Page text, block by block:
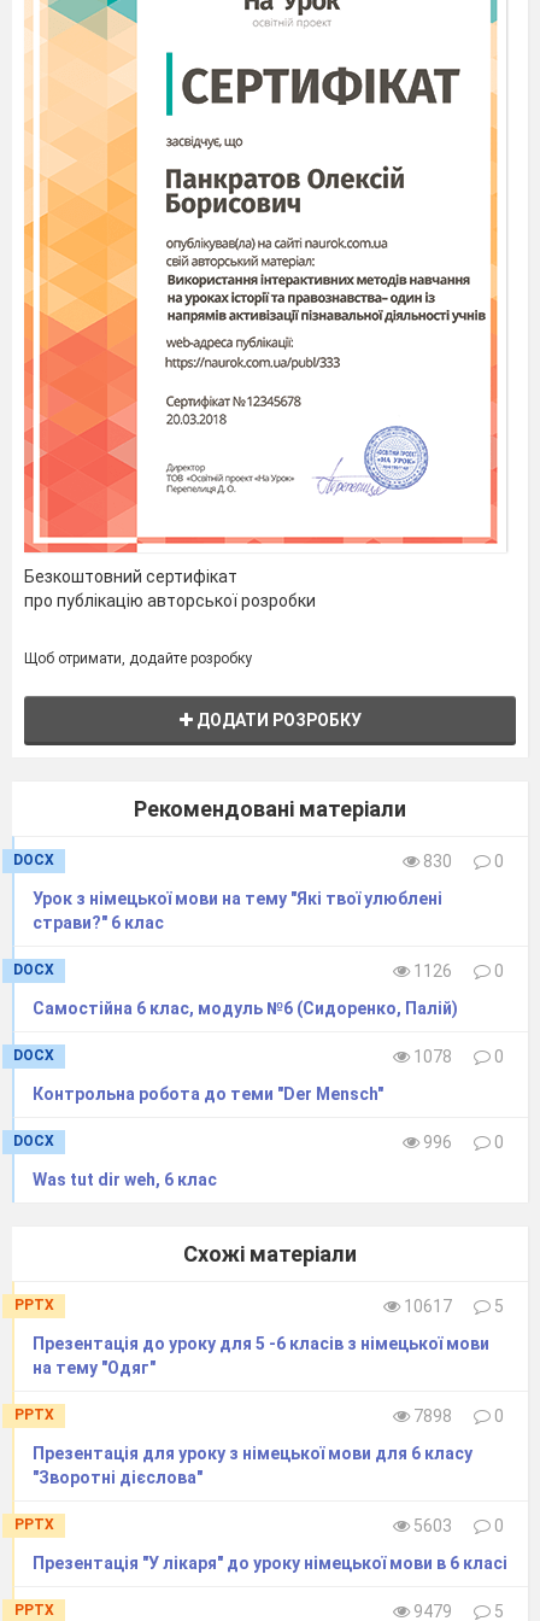
Основна частина уроку
3.
Фонетика
5min
LB Üb. 1. Hör zu und sprich nach.
L:
Was und wo kann man essen? Hört zu
und sprecht nach.
AB Üb. 1. Welche Silbe ist betont? Ordne die
Wörter richtig ein. Hör die Kassette zur
Kontrolle.
Was kann man essen? Wo kann man essen?
Ihr seht hier viele Wörter. Wie spricht man sie
aus? Wo liegt die Betonung (наголос)? Schreibt
die Wörter in 3 Spalten heraus. Lest dann sie vor.
die erste
betont
betont
betont
Gaststätte,
Salat,
Cafe,
Hauptge
Portion wasser
4.Контроль домашнього
AB St. 29, Üb. 5. Setz das Verb «mögen» in
der richtigen Form ein.
L:Was mögt ihr? Was magst du, Sch1?
Welche Formen hat dieses Verb in den Sätzen?
Lest die Sätze der Reihe nach vor.
Sch1:1) magst. mag;
Sch2:
Sch3:
Sch4: 4) mögt;
5. Робота над лексичним
LB 2. Ordne dir Wörter den Bil
dern zu.
L:Wo kann man essen? Ordnet die Wörter
den Bildern zu.
Sch3:das Cafe
Sch4:das Schülercafe.
selten? Fragt euch ge
genseitig. Erzählt dann in
der Klasse. Gebraucht die Redemittel.
Esst ihr meistens zu Hause, in der Schule
oder in einem Cafe? Sprecht zu zweit, erzählt
Безкоштовний сертифікат
про публікацію авторської розробки
Щоб отримати, додайте розробку
ДОДАТИ РОЗРОБКУ
Рекомендовані матеріали
DOCX 830
0
Урок з німецької мови на тему "Які твої улюблені
страви?" 6 клас
DOCX 1126
0
Самостійна 6 клас, модуль №6 (Сидоренко, Палій)
DOCX 1078
0
Контрольна робота до теми "Der Mensch"
DOCX 996
0
Was tut dir weh, 6 клас
Схожі матеріали
PPTX 10617
5
Презентація до уроку для 5 -6 класів з німецької мови
на тему "Одяг"
PPTX 7898
0
Презентація для уроку з німецької мови для 6 класу
"Зворотні дієслова"
PPTX 5603
0
Презентація "У лікаря" до уроку німецької мови в 6 класі
PPTX 9479
5